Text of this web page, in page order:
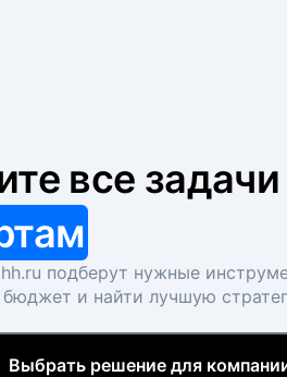
все задачи
подберут нужные
бюджет и найти лучшую
Выбрать решение для